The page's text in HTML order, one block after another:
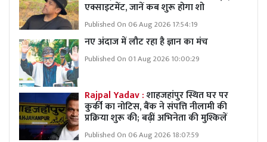
एक्साइटमेंट, जानें कब शुरू होगा शो
Published On 06 Aug 2026 17:54:19
नए अंदाज में लौट रहा है ज्ञान का मंच
Published On 01 Aug 2026 10:00:29
Rajpal Yadav :शाहजहांपुर स्थित घर पर
कुर्की का नोटिस, बैंक ने संपत्ति नीलामी की
प्रक्रिया शुरू की; बढ़ीं अभिनेता की मुश्किलें
Published On 06 Aug 2026 18:07:59